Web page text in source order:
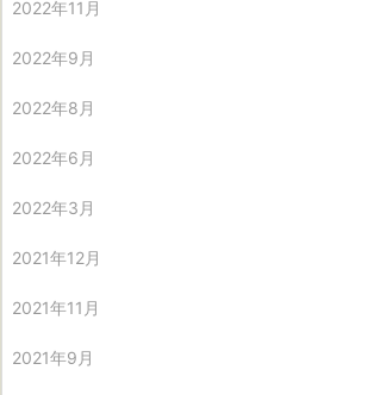
2022年11月
2022年9月
2022年8月
2022年6月
2022年3月
2021年12月
2021年11月
2021年9月